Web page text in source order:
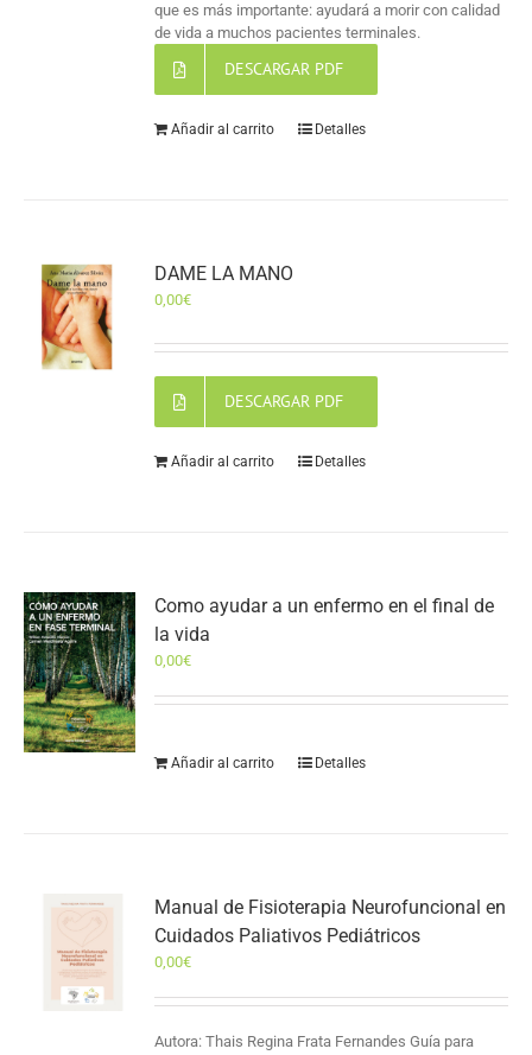
que es más importante: ayudará a morir con calidad
de vida a muchos pacientes terminales.
DESCARGAR PDF
Añadir al carrito Detalles
DAME LA MANO
0,00€
DESCARGAR PDF
Añadir al carrito Detalles
Como ayudar a un enfermo en el final de
la vida
0,00€
Añadir al carrito Detalles
Manual de Fisioterapia Neurofuncional en
Cuidados Paliativos Pediátricos
0,00€
Autora: Thais Regina Frata Fernandes Guía para